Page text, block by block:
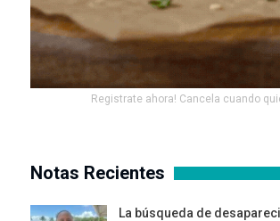
Registrate ahora! Cancela cuando
Notas Recientes
La búsqueda de